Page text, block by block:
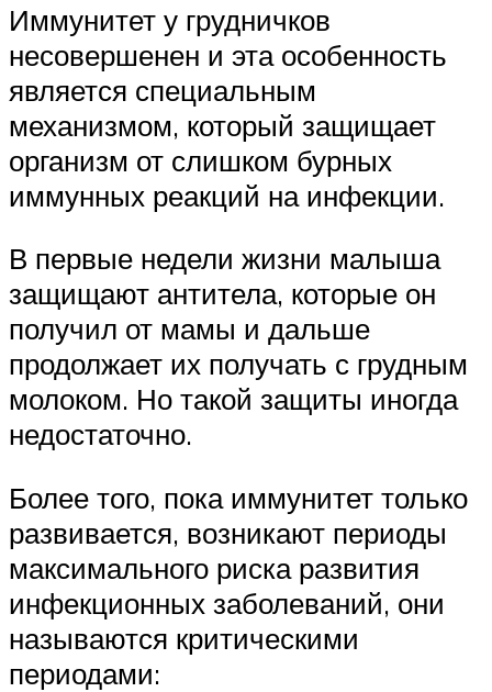
Иммунитет у грудничков
несовершенен и эта особенность
является специальным
механизмом, который защищает
организм от слишком бурных
иммунных реакций на инфекции.
В первые недели жизни малыша
защищают антитела, которые он
получил от мамы и дальше
продолжает их получать с грудным
молоком. Но такой защиты иногда
недостаточно.
Более того, пока иммунитет только
развивается, возникают периоды
максимального риска развития
инфекционных заболеваний, они
называются критическими
периодами: